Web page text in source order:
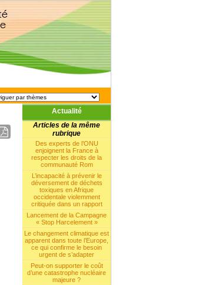
Actualité
Articles de la même
rubrique
Des experts de l’ONU
enjoignent la France à
respecter les droits de la
communauté Rom
L’incapacité à prévenir le
déversement de déchets
toxiques en Afrique
occidentale violemment
critiquée dans un rapport
Lancement de la Campagne
« Stop Harcelement »
Le changement climatique est
apparent dans toute l’Europe,
ce qui confirme le besoin
urgent de s’adapter
Peut-on supporter le coût
d’une catastrophe nucléaire
majeure ?